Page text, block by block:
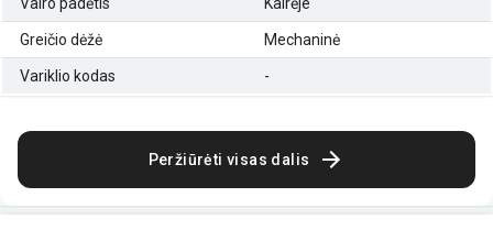
Greičio dėžė Mechaninė
Variklio kodas -
Peržiūrėti visas dalis